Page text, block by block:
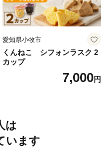
愛知県小牧市
くんねこ シフォンラスク 2
カップ
7,000円
は
います